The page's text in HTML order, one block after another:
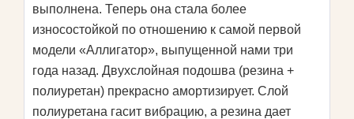
выполнена. Теперь она стала более
износостойкой по отношению к самой первой
модели «Аллигатор», выпущенной нами три
года назад. Двухслойная подошва (резина +
полиуретан) прекрасно амортизирует. Слой
полиуретана гасит вибрацию, а резина дает